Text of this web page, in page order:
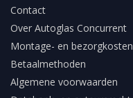
Contact
Over Autoglas Concurrent
Montage- en bezorgkosten
Betaalmethoden
Algemene voorwaarden